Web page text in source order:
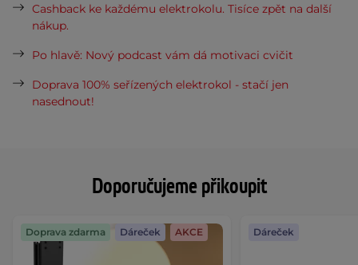
Doporučujeme přikoupit
Doprava zdarma Dáreček AKCE Dáreček
Cashback ke každému elektrokolu. Tisíce zpět na další
nákup.
Po hlavě: Nový podcast vám dá motivaci cvičit
Doprava 100% seřízených elektrokol - stačí jen
nasednout!